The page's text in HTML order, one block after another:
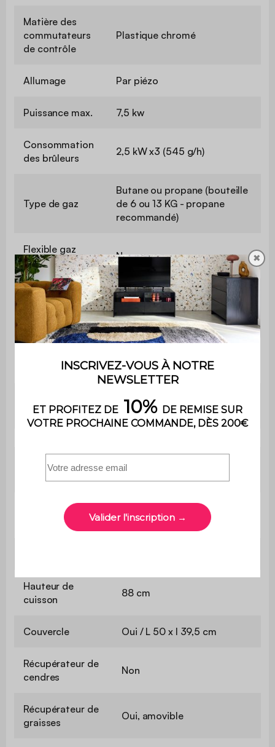
Matière des
commutateurs
de contrôle
Plastique chromé
Allumage Par piézo
Puissance max. 7,5 kw
Consommation
des brûleurs
2,5 kW x3 (545 g/h)
Type de gaz
Butane ou propane (bouteille
de 6 ou 13 KG - propane
recommandé)
Flexible gaz
fourni
Non
Dimensions
surface de
cuisson
L 47,5 x l 38 cm
1805 cm²
grilles
2 / L 38 x l 24,5 cm
Orientation de la
Verticale
Grille de maintien
au chaud
Non
Hauteur de
cuisson
88 cm
Couvercle Oui / L 50 x l 39,5 cm
Récupérateur de
cendres
Non
Récupérateur de
graisses
Oui, amovible
✖